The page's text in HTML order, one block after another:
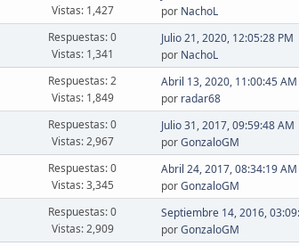
Vistas: 1,427
por NachoL
Respuestas: 0
Vistas: 1,341
Julio 21, 2020, 12:05:28 PM
por NachoL
Respuestas: 2
Vistas: 1,849
Abril 13, 2020, 11:00:45 AM
por radar68
Respuestas: 0
Vistas: 2,967
Julio 31, 2017, 09:59:48 AM
porGonzaloGM
Respuestas: 0
Vistas: 3,345
Abril 24, 2017, 08:34:19 AM
porGonzaloGM
Respuestas: 0
Vistas: 2,909
Septiembre 14, 2016,
porGonzaloGM